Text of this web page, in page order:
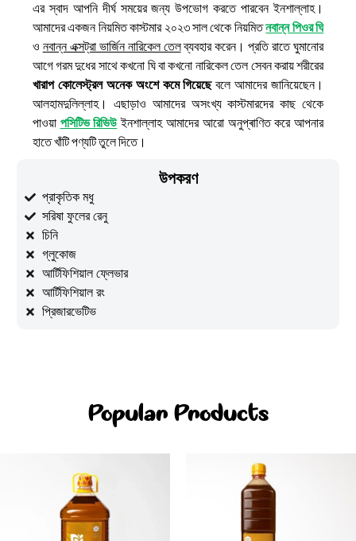
এর স্বাদ আপনি দীর্ঘ সময়ের জন্য উপভোগ করতে পারবেন ইনশাল্লাহ।
আমাদের একজন নিয়মিত কাস্টমার ২০২৩ সাল থেকে নিয়মিতনবান্ন পিওর ঘি
ও নবান্ন এক্সট্রা ভার্জিন নারিকেল তেলব্যবহার করেন। প্রতি রাতে ঘুমানোর
আগে গরম দুধের সাথে কখনো ঘি বা কখনো নারিকেল তেল সেবন করায় শরীরের
খারাপ কোলেস্ট্রল অনেক অংশে কমে গিয়েছেবলে আমাদের জানিয়েছেন।
আলহামদুলিল্লাহ। এছাড়াও আমাদের অসংখ্য কাস্টমারদের কাছ থেকে
পাওয়া পসিটিভ রিভিউইনশাল্লাহ আমাদের আরো অনুপ্ৰাণিত করে আপনার
হাতে খাঁটি পণ্যটি তুলে দিতে।
উপকরণ
প্রাকৃতিক মধু
সরিষা ফুলের রেনু
চিনি
গ্লুকোজ
আর্টিফিশিয়াল ফ্লেভার
আর্টিফিশিয়াল রং
প্রিজারভেটিভ
Popular Products